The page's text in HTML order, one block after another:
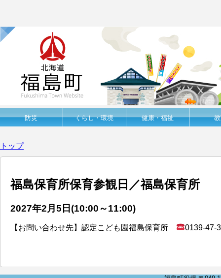
防災 くらし・環境 健康・福祉
トップ
福島保育所保育参観日／福島保育所
2027年2月5日(10:00 ～11:00)
【お問い合わせ先】認定こども園福島保育所 0139-47-